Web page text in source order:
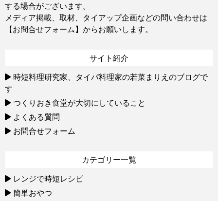
する場合がございます。
メディア掲載、取材、タイアップ企画などの問い合わせは
【お問合せフォーム】 からお願いします。
サイト紹介
時短料理研究家、タイパ料理家の若菜まりえのブログで
す
つくりおき食堂が大切にしていること
よくある質問
お問合せフォーム
カテゴリー一覧
レンジで時短レシピ
簡単おやつ